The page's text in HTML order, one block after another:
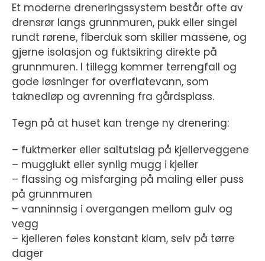
Et moderne dreneringssystem består ofte av
drensrør langs grunnmuren, pukk eller singel
rundt rørene, fiberduk som skiller massene, og
gjerne isolasjon og fuktsikring direkte på
grunnmuren. I tillegg kommer terrengfall og
gode løsninger for overflatevann, som
taknedløp og avrenning fra gårdsplass.
Tegn på at huset kan trenge ny drenering:
– fuktmerker eller saltutslag på kjellerveggene
– mugglukt eller synlig mugg i kjeller
– flassing og misfarging på maling eller puss
på grunnmuren
– vanninnsig i overgangen mellom gulv og
vegg
– kjelleren føles konstant klam, selv på tørre
dager